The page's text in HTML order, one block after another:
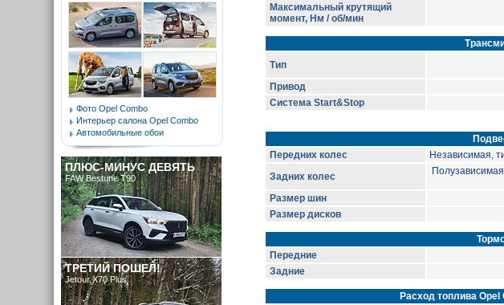
Максимальный крутящий
момент, Нм / об/мин
Тип
Привод
Система Start&Stop
Передних колес
Независимая,
Задних колес
Размер шин
Размер дисков
Передние
Задние
Расход топлива Opel
Фото Opel Combo
Интерьер салона Opel Combo
Автомобильные обои
ПЛЮС-МИНУС ДЕВЯТЬ
FAW Bestune T90
ТРЕТИЙ ПОШЕЛ!
Jetour X70 Plus